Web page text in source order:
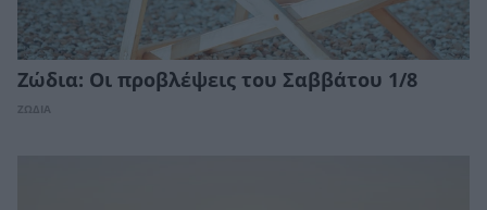
Ζώδια: Οι προβλέψεις του Σαββάτου 1/8
ΖΩΔΙΑ